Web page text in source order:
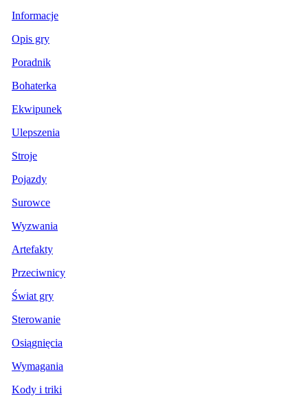
Informacje
Opis gry
Poradnik
Bohaterka
Ekwipunek
Ulepszenia
Stroje
Pojazdy
Surowce
Wyzwania
Artefakty
Przeciwnicy
Świat gry
Sterowanie
Osiągnięcia
Wymagania
Kody i triki